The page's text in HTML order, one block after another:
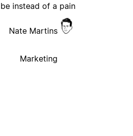
instead of a pain.
Nate Martins
Marketing